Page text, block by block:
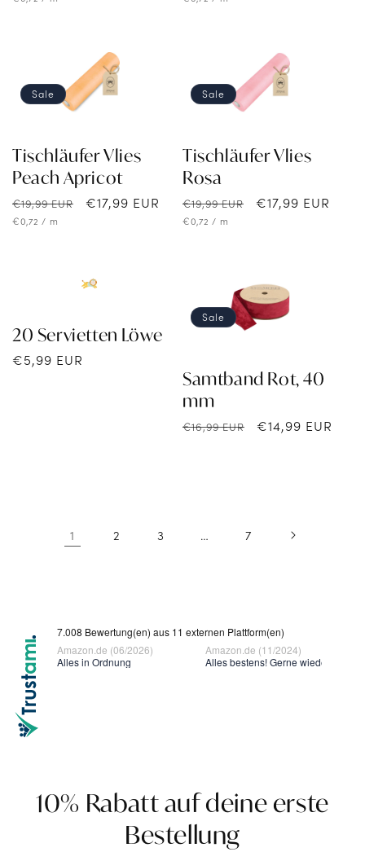
Sale
Tischläufer Vlies
Peach Apricot
Normaler
Preis
€19,99 EUR Verkaufspreis
€17,99 EUR
Grundpreis
€0,72 / pro
m
Sale
Tischläufer Vlies
Rosa
Normaler
Preis
€19,99 EUR Verkaufspreis
€17,99 EUR
Grundpreis
€0,72 / pro
m
20 Servietten Löwe
Normaler
€5,99 EUR
Sale
Samtband Rot, 40
mm
Normaler
€16,99 EUR Verkaufspreis
€14,99 EUR
1 2 3 … 7
10% Rabatt auf deine erste
Bestellung